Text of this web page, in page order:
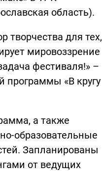
область).
творчества для тех,
мировоззрение
фестиваля!» –
программы «В кругу
а также
образовательные
Запланированы
от ведущих